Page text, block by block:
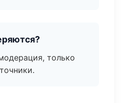
только